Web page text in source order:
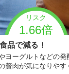
リスク
1.66倍
品で減る！
ヨーグルトなどの
贅肉が気になりやす